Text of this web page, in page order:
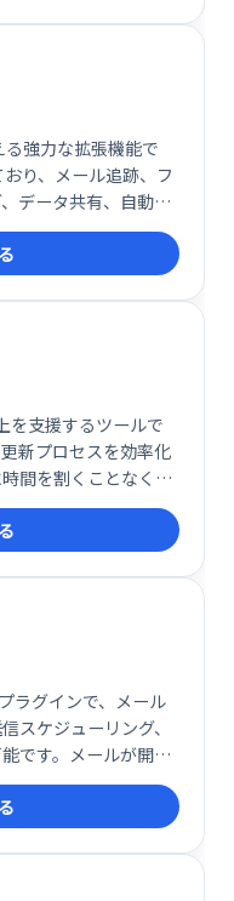
強力な拡張機能で
り、メール追跡、フ
データ共有、自動デ
ームでの顧客管理を
ルなどをチームで共
を支援するツールで
新プロセスを効率化
間を割くことなく、
きます。 より価値の
上を実現しましょ
ラグインで、メール
スケジューリング、
です。メールが開か
リンクなども確認で
作成支援機能も搭
ます。